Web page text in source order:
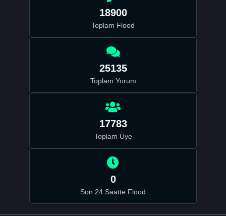
18900
Toplam Flood
25135
Toplam Yorum
17783
Toplam Üye
0
Son 24 Saatte Flood